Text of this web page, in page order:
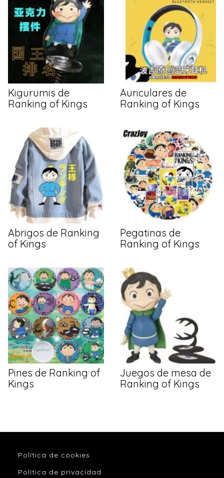
Kigurumis de
Ranking of Kings
Auriculares de
Ranking of Kings
Abrigos de Ranking
of Kings
Pegatinas de
Ranking of Kings
Pines de Ranking of
Kings
Juegos de mesa de
Ranking of Kings
Política de cookies
Política de privacidad